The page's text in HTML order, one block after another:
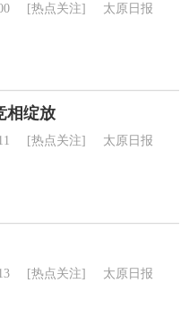
[热点关注] 太原日报
相绽放
[热点关注] 太原日报
[热点关注] 太原日报